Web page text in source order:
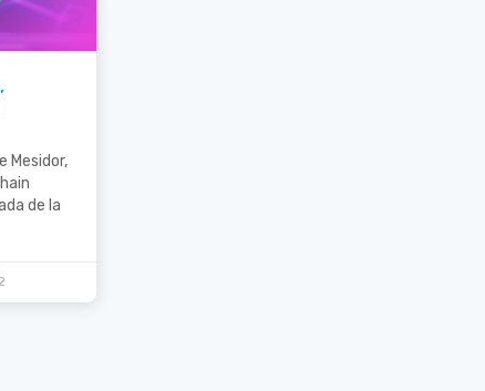
Mesidor,
de la